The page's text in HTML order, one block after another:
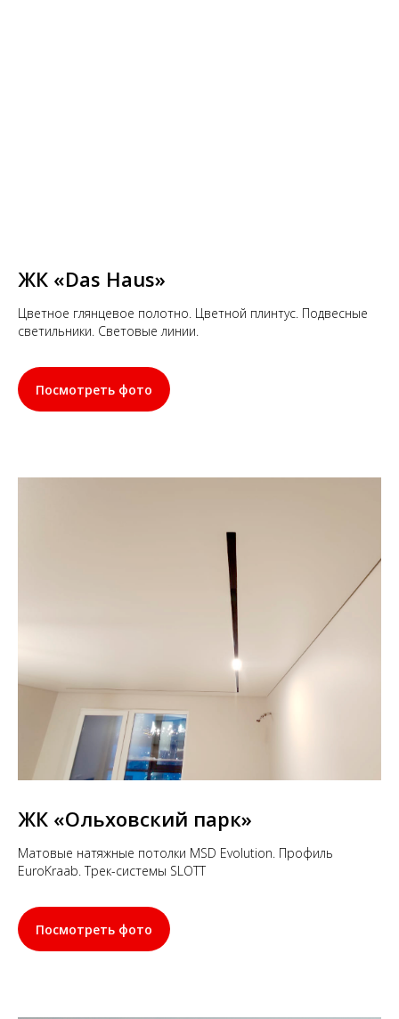
ЖК «Das Haus»
Цветное глянцевое полотно. Цветной плинтус. Подвесные
светильники. Световые линии.
Посмотреть фото
ЖК «Ольховский парк»
Матовые натяжные потолки MSD Evolution. Профиль
EuroKraab. Трек-системы SLOTT
Посмотреть фото